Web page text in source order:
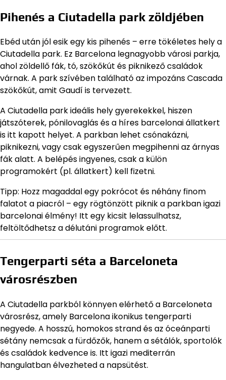
Pihenés a Ciutadella park zöldjében
Ebéd után jól esik egy kis pihenés – erre tökéletes hely a
Ciutadella park. Ez Barcelona legnagyobb városi parkja,
ahol zöldellő fák, tó, szökőkút és piknikező családok
várnak. A park szívében található az impozáns Cascada
szökőkút, amit Gaudí is tervezett.
A Ciutadella park ideális hely gyerekekkel, hiszen
játszóterek, pónilovaglás és a híres barcelonai állatkert
is itt kapott helyet. A parkban lehet csónakázni,
piknikezni, vagy csak egyszerűen megpihenni az árnyas
fák alatt. A belépés ingyenes, csak a külön
programokért (pl. állatkert) kell fizetni.
Tipp: Hozz magaddal egy pokrócot és néhány finom
falatot a piacról – egy rögtönzött piknik a parkban igazi
barcelonai élmény! Itt egy kicsit lelassulhatsz,
feltöltődhetsz a délutáni programok előtt.
Tengerparti séta a Barceloneta
városrészben
A Ciutadella parkból könnyen elérhető a Barceloneta
városrész, amely Barcelona ikonikus tengerparti
negyede. A hosszú, homokos strand és az óceánparti
sétány nemcsak a fürdőzők, hanem a sétálók, sportolók
és családok kedvence is. Itt igazi mediterrán
hangulatban élvezheted a napsütést.